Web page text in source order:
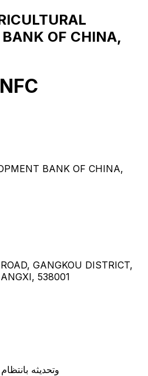
OF CHINA,
BANK OF CHINA,
GANGKOU DISTRICT,
538001
يتم التحقق من رمز SWIFT وتحديثه بانتظام